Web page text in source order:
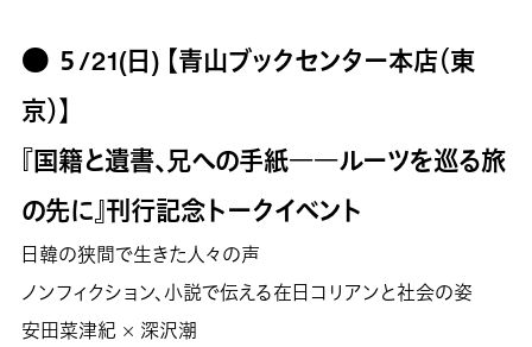
● ５/21(日) 【青山ブックセンター本店（東
京）】
『国籍と遺書、兄への手紙――ルーツを巡る旅
の先に』刊行記念トークイベント
日韓の狭間で生きた人々の声
ノンフィクション、小説で伝える在日コリアンと社会の姿
安田菜津紀 × 深沢潮